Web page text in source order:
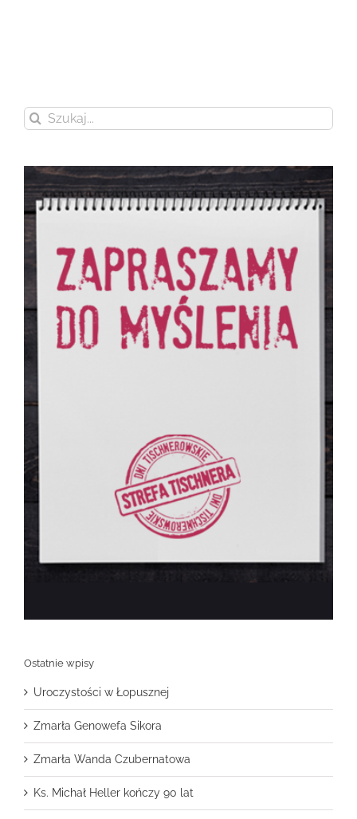
Szukaj
Ostatnie wpisy
Uroczystości w Łopusznej
Zmarła Genowefa Sikora
Zmarła Wanda Czubernatowa
Ks. Michał Heller kończy 90 lat